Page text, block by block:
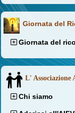
Giornata del
Giornata del
L' Associazione
Chi siamo